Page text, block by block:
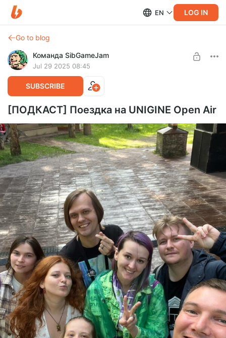
EN LOG IN
Go to blog
Команда SibGameJam
Jul 29 2025 08:45
SUBSCRIBE
[ПОДКАСТ] Поездка на UNIGINE Open Air